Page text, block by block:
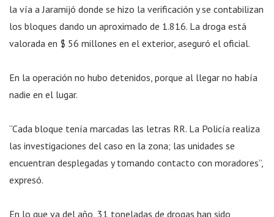
la vía a Jaramijó donde se hizo la verificación y se contabilizan
los bloques dando un aproximado de 1.816. La droga está
valorada en $ 56 millones en el exterior, aseguró el oficial.
En la operación no hubo detenidos, porque al llegar no había
nadie en el lugar.
“Cada bloque tenía marcadas las letras RR. La Policía realiza
las investigaciones del caso en la zona; las unidades se
encuentran desplegadas y tomando contacto con moradores”,
expresó.
En lo que va del año, 31 toneladas de drogas han sido